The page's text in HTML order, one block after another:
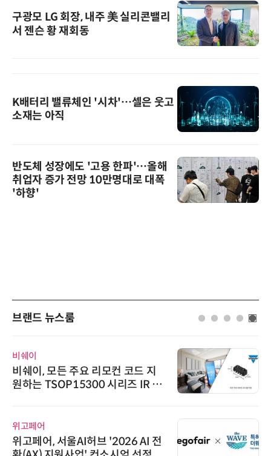
구광모 LG 회장, 내주 美 실리콘밸리
서 젠슨 황 재회동
K배터리 밸류체인 '시차'…셀은 웃고
소재는 아직
반도체 성장에도 '고용 한파'…올해
취업자 증가 전망 10만명대로 대폭
'하향'
브랜드 뉴스룸
“특허분석도 AI와 함께”…IP산업
'AX' 시대 본격화, 지식재산처 1호
노보센스
노보센스, PWM 고주파 과도 간섭